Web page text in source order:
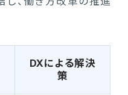
DXによる解決
策